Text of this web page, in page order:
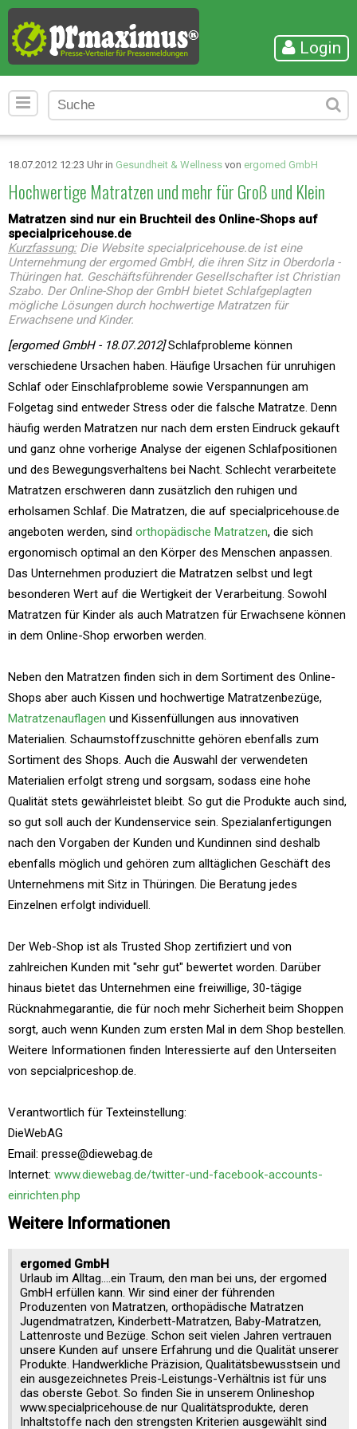
Login
18.07.2012 12:23 Uhr in Gesundheit & Wellness von ergomed GmbH
Hochwertige Matratzen und mehr für Groß und Klein
Matratzen sind nur ein Bruchteil des Online-Shops auf
specialpricehouse.de
Kurzfassung:Die Website specialpricehouse.de ist eine
Unternehmung der ergomed GmbH, die ihren Sitz in Oberdorla -
Thüringen hat. Geschäftsführender Gesellschafter ist Christian
Szabo. Der Online-Shop der GmbH bietet Schlafgeplagten
mögliche Lösungen durch hochwertige Matratzen für
Erwachsene und Kinder.
[ergomed GmbH - 18.07.2012]Schlafprobleme können
verschiedene Ursachen haben. Häufige Ursachen für unruhigen
Schlaf oder Einschlafprobleme sowie Verspannungen am
Folgetag sind entweder Stress oder die falsche Matratze. Denn
häufig werden Matratzen nur nach dem ersten Eindruck gekauft
und ganz ohne vorherige Analyse der eigenen Schlafpositionen
und des Bewegungsverhaltens bei Nacht. Schlecht verarbeitete
Matratzen erschweren dann zusätzlich den ruhigen und
erholsamen Schlaf. Die Matratzen, die auf specialpricehouse.de
angeboten werden, sind orthopädische Matratzen, die sich
ergonomisch optimal an den Körper des Menschen anpassen.
Das Unternehmen produziert die Matratzen selbst und legt
besonderen Wert auf die Wertigkeit der Verarbeitung. Sowohl
Matratzen für Kinder als auch Matratzen für Erwachsene können
in dem Online-Shop erworben werden.
Neben den Matratzen finden sich in dem Sortiment des Online-
Shops aber auch Kissen und hochwertige Matratzenbezüge,
Matratzenauflagen und Kissenfüllungen aus innovativen
Materialien. Schaumstoffzuschnitte gehören ebenfalls zum
Sortiment des Shops. Auch die Auswahl der verwendeten
Materialien erfolgt streng und sorgsam, sodass eine hohe
Qualität stets gewährleistet bleibt. So gut die Produkte auch sind,
so gut soll auch der Kundenservice sein. Spezialanfertigungen
nach den Vorgaben der Kunden und Kundinnen sind deshalb
ebenfalls möglich und gehören zum alltäglichen Geschäft des
Unternehmens mit Sitz in Thüringen. Die Beratung jedes
Einzelnen erfolgt individuell.
Der Web-Shop ist als Trusted Shop zertifiziert und von
zahlreichen Kunden mit "sehr gut" bewertet worden. Darüber
hinaus bietet das Unternehmen eine freiwillige, 30-tägige
Rücknahmegarantie, die für noch mehr Sicherheit beim Shoppen
sorgt, auch wenn Kunden zum ersten Mal in dem Shop bestellen.
Weitere Informationen finden Interessierte auf den Unterseiten
von sepcialpriceshop.de.
Verantwortlich für Texteinstellung:
DieWebAG
Email: presse@diewebag.de
Internet: www.diewebag.de/twitter-und-facebook-accounts-
einrichten.php
Weitere Informationen
ergomed GmbH
Urlaub im Alltag....ein Traum, den man bei uns, der ergomed
GmbH erfüllen kann. Wir sind einer der führenden
Produzenten von Matratzen, orthopädische Matratzen
Jugendmatratzen, Kinderbett-Matratzen, Baby-Matratzen,
Lattenroste und Bezüge. Schon seit vielen Jahren vertrauen
unsere Kunden auf unsere Erfahrung und die Qualität unserer
Produkte. Handwerkliche Präzision, Qualitätsbewusstsein und
ein ausgezeichnetes Preis-Leistungs-Verhältnis ist für uns
das oberste Gebot. So finden Sie in unserem Onlineshop
www.specialpricehouse.de nur Qualitätsprodukte, deren
Inhaltstoffe nach den strengsten Kriterien ausgewählt sind